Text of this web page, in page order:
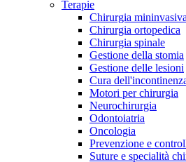
Terapie
Chirurgia mininvasiva
Chirurgia ortopedica
Chirurgia spinale
Gestione della stomia
Gestione delle lesioni
Cura
Motori per chirurgia
Neurochirurgia
Odontoiatria
Oncologia
Prevenzione e
Suture e specialità